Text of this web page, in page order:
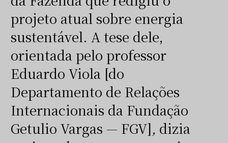
projeto atual sobre energia
sustentável. A tese dele,
orientada pelo professor
Eduardo Viola [do
Departamento de Relações
Internacionais da Fundação
Getulio Vargas — FGV], dizia